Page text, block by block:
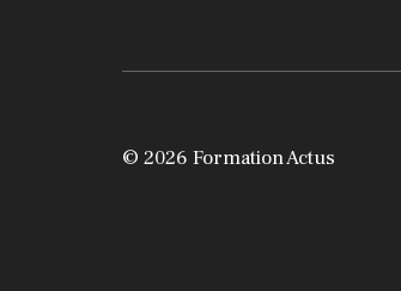
© 2026 Formation Actus